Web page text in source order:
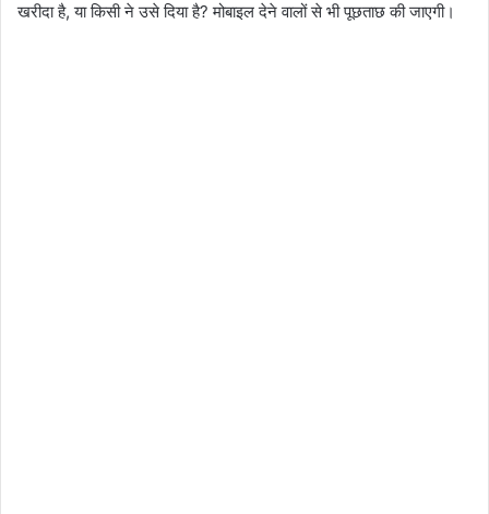
खरीदा है, या किसी ने उसे दिया है? मोबाइल देने वालों से भी पूछताछ की जाएगी।